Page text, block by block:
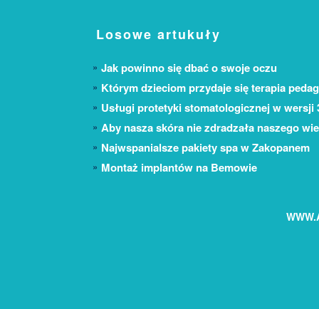
Losowe artukuły
Jak powinno się dbać o swoje oczu
Którym dzieciom przydaje się terapia
Usługi protetyki stomatologicznej w wersji
Aby nasza skóra nie zdradzała naszego
Najwspanialsze pakiety spa w Zakopanem
Montaż implantów na Bemowie